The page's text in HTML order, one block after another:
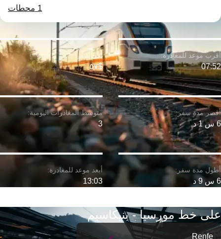
1 محطات
6 س 1 د
07:52
6 س 9 د
$٥٧
3
13:03
على خط مورسيا - بنيكاسيم
Renfe